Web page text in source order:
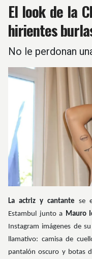
El look de la
hirientes
No le perdonan
La actriz y cantante se
Estambul junto a Mauro
Instagram imágenes de
llamativo: camisa de
pantalón oscuro y botas